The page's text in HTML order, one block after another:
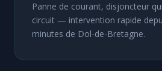
Panne de courant, disjoncteur
circuit — intervention rapide
minutes de Dol-de-Bretagne.